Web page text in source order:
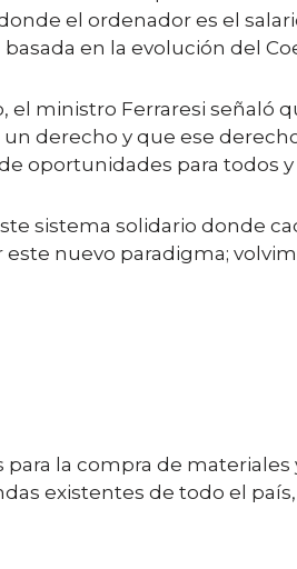
el ordenador es el
en la evolución del
el ministro Ferraresi señaló
un derecho y que ese
oportunidades para todos y
sistema solidario donde
nuevo paradigma;
la compra de
existentes de todo el